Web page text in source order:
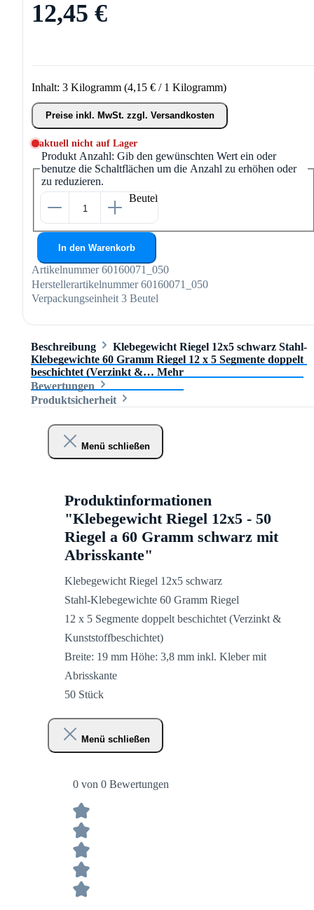
12,45 €
Inhalt: 3 Kilogramm (4,15 € / 1 Kilogramm)
Preise inkl. MwSt. zzgl. Versandkosten
aktuell nicht auf Lager
Produkt Anzahl: Gib den gewünschten Wert ein oder
benutze die Schaltflächen um die Anzahl zu erhöhen oder
zu reduzieren.
Beutel
In den Warenkorb
Artikelnummer 60160071_050
Herstellerartikelnummer 60160071_050
Verpackungseinheit 3 Beutel
Beschreibung
Klebegewicht Riegel 12x5 schwarz Stahl-
Klebegewichte 60 Gramm Riegel 12 x 5 Segmente doppelt
beschichtet (Verzinkt &… Mehr
Bewertungen
Produktsicherheit
Menü schließen
Produktinformationen
"Klebegewicht Riegel 12x5 - 50
Riegel a 60 Gramm schwarz mit
Abrisskante"
Klebegewicht Riegel 12x5 schwarz
Stahl-Klebegewichte 60 Gramm Riegel
12 x 5 Segmente doppelt beschichtet (Verzinkt &
Kunststoffbeschichtet)
Breite: 19 mm Höhe: 3,8 mm inkl. Kleber mit
Abrisskante
50 Stück
Menü schließen
0 von 0 Bewertungen